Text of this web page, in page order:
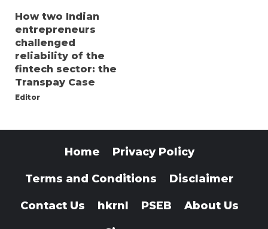
How two Indian
entrepreneurs
challenged
reliability of the
fintech sector: the
Transpay Case
Editor
Home Privacy Policy
Terms and Conditions Disclaimer
Contact Us hkrnl PSEB About Us